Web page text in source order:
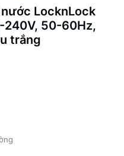
LocknLock
240V, 50-60Hz,
trắng